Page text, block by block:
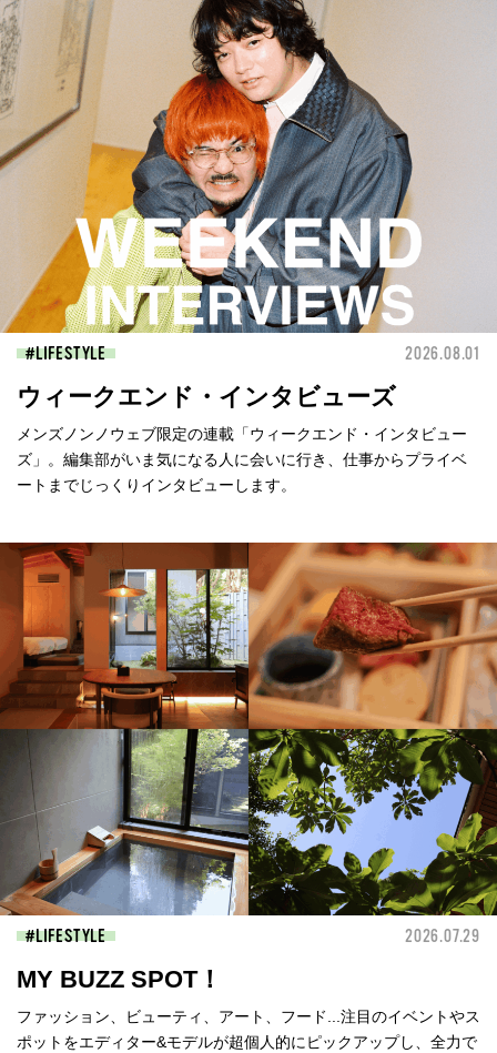
LIFESTYLE 2026.08.01
ウィークエンド・インタビューズ
メンズノンノウェブ限定の連載「ウィークエンド・インタビュー
ズ」。編集部がいま気になる人に会いに行き、仕事からプライベ
ートまでじっくりインタビューします。
LIFESTYLE 2026.07.29
MY BUZZ SPOT！
ファッション、ビューティ、アート、フード...注目のイベントやス
ポットをエディター&モデルが超個人的にピックアップし、全力で